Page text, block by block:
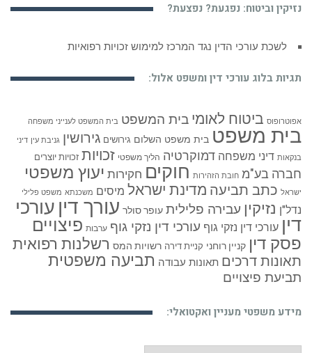
נזיקין וביטוח: נפגעת? נפצעת?
לשכת עורכי הדין נגד המרכז למימוש זכויות רפואיות
תגיות בלוג עורכי דין ומשפט אלול:
אפוטרופוס ביטוח לאומי בית המשפט בית המשפט לענייני משפחה
בית משפט בית משפט השלום גירושים גירושין גניבת עין דיני
בנקאות דיני משפחה דמוקרטיה הליך משפטי זכויות זכויות יוצרים
חברה בע"מ חובת הזהירות חוקים חקירות יעוץ משפטי
ישראל כתב תביעה מדינת ישראל מיסים משכנתא משפט פלילי
נדל"ן נזיקין עבירה פלילית עופר סולר עורך דין עורכי
דין עורכי דין נזקי גוף עורכי דין נזקי גוף ערבות פיצויים
פסק דין קניין רוחני קניית דירה רשויות המס רשלנות רפואית
תאונות דרכים תאונות עבודה תביעה משפטית
תביעת פיצויים
מידע משפטי מעניין ואקטואלי: